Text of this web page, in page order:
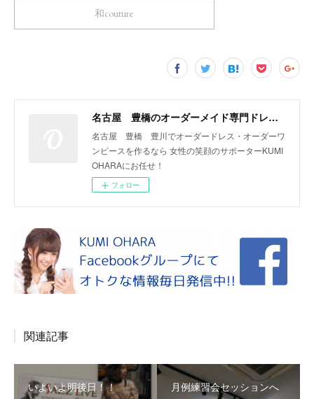
和couture
名古屋 豊橋のオーダーメイド専門ドレスデザイナー KUMI OHARA
名古屋 豊橋 豊川でオーダードレス・オーダーワ
ンピースを作るなら 女性の笑顔のサポーターKUMI
OHARAにお任せ！
フォロー
関連記事
いよいよ明後日！！ 月例練習会セッションへ